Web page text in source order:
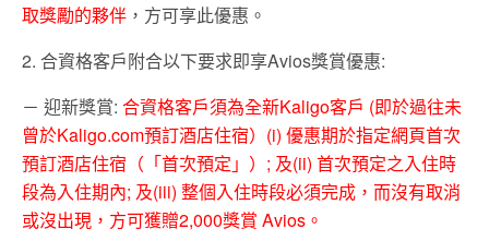
取獎勵的夥伴 ，方可享此優惠。
2. 合資格客戶附合以下要求即享Avios獎賞優惠:
－ 迎新獎賞: 合資格客戶須為全新Kaligo客戶 (即於過往未
曾於Kaligo.com預訂酒店住宿）(i) 優惠期於指定網頁首次
預訂酒店住宿（「首次預定」）; 及(ii) 首次預定之入住時
段為入住期內; 及(iii) 整個入住時段必須完成，而沒有取消
或沒出現，方可獲贈2,000獎賞 Avios。